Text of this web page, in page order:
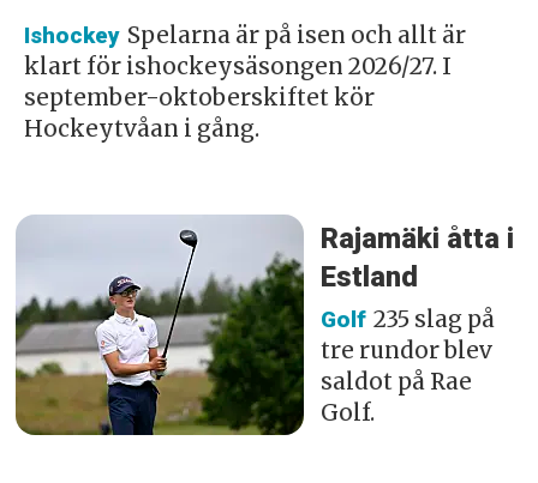
Ishockey Spelarna är på isen och allt är
klart för ishockeysäsongen 2026/27. I
september-oktoberskiftet kör
Hockeytvåan i gång.
Rajamäki åtta i
Estland
Golf 235 slag på
tre rundor blev
saldot på Rae
Golf.